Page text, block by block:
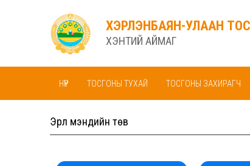
ХЭРЛЭНБАЯН-УЛААН
ХЭНТИЙ АЙМАГ
НҮҮР ТОСГОНЫ ТУХАЙ ТОСГОНЫ ЗАХИРАГЧ
Эрүүл мэндийн төв